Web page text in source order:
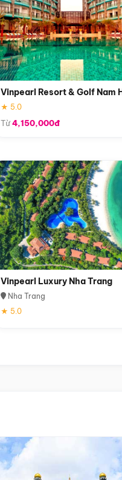
Vinpearl Resort & Golf Nam
★ 5.0
Từ4,150,000đ
Vinpearl Luxury Nha Trang
Nha Trang
★ 5.0